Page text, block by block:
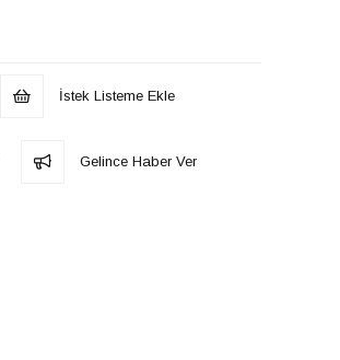
İstek Listeme Ekle
Gelince Haber Ver